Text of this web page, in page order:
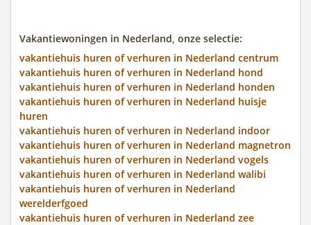
Vakantiewoningen in Nederland, onze selectie:
vakantiehuis huren of verhuren in Nederland centrum
vakantiehuis huren of verhuren in Nederland hond
vakantiehuis huren of verhuren in Nederland honden
vakantiehuis huren of verhuren in Nederland huisje
huren
vakantiehuis huren of verhuren in Nederland indoor
vakantiehuis huren of verhuren in Nederland magnetron
vakantiehuis huren of verhuren in Nederland vogels
vakantiehuis huren of verhuren in Nederland walibi
vakantiehuis huren of verhuren in Nederland
werelderfgoed
vakantiehuis huren of verhuren in Nederland zee